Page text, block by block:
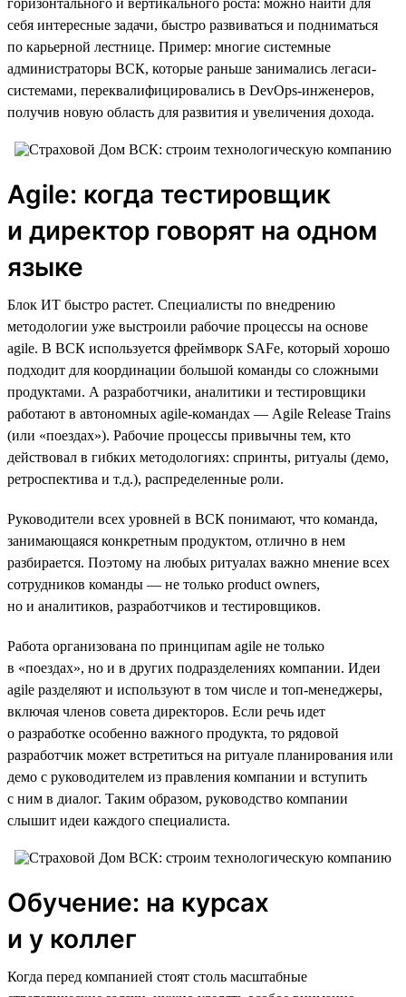
себя интересные задачи, быстро развиваться и подниматься
по карьерной лестнице. Пример: многие системные
администраторы ВСК, которые раньше занимались легаси-
системами, переквалифицировались в DevOps-инженеров,
получив новую область для развития и увеличения дохода.
Agile: когда тестировщик
и директор говорят на одном
языке
Блок ИТ быстро растет. Специалисты по внедрению
методологии уже выстроили рабочие процессы на основе
agile. В ВСК используется фреймворк SAFe, который хорошо
подходит для координации большой команды со сложными
продуктами. А разработчики, аналитики и тестировщики
работают в автономных agile-командах — Agile Release Trains
(или «поездах»). Рабочие процессы привычны тем, кто
действовал в гибких методологиях: спринты, ритуалы (демо,
ретроспектива и т.д.), распределенные роли.
Руководители всех уровней в ВСК понимают, что команда,
занимающаяся конкретным продуктом, отлично в нем
разбирается. Поэтому на любых ритуалах важно мнение всех
сотрудников команды — не только product owners,
но и аналитиков, разработчиков и тестировщиков.
Работа организована по принципам agile не только
в «поездах», но и в других подразделениях компании. Идеи
agile разделяют и используют в том числе и топ-менеджеры,
включая членов совета директоров. Если речь идет
о разработке особенно важного продукта, то рядовой
разработчик может встретиться на ритуале планирования или
демо с руководителем из правления компании и вступить
с ним в диалог. Таким образом, руководство компании
слышит идеи каждого специалиста.
Обучение: на курсах
и у коллег
Когда перед компанией стоят столь масштабные